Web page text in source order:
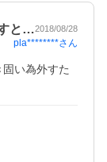
と…2018/08/28
pla********さん
い為外すた